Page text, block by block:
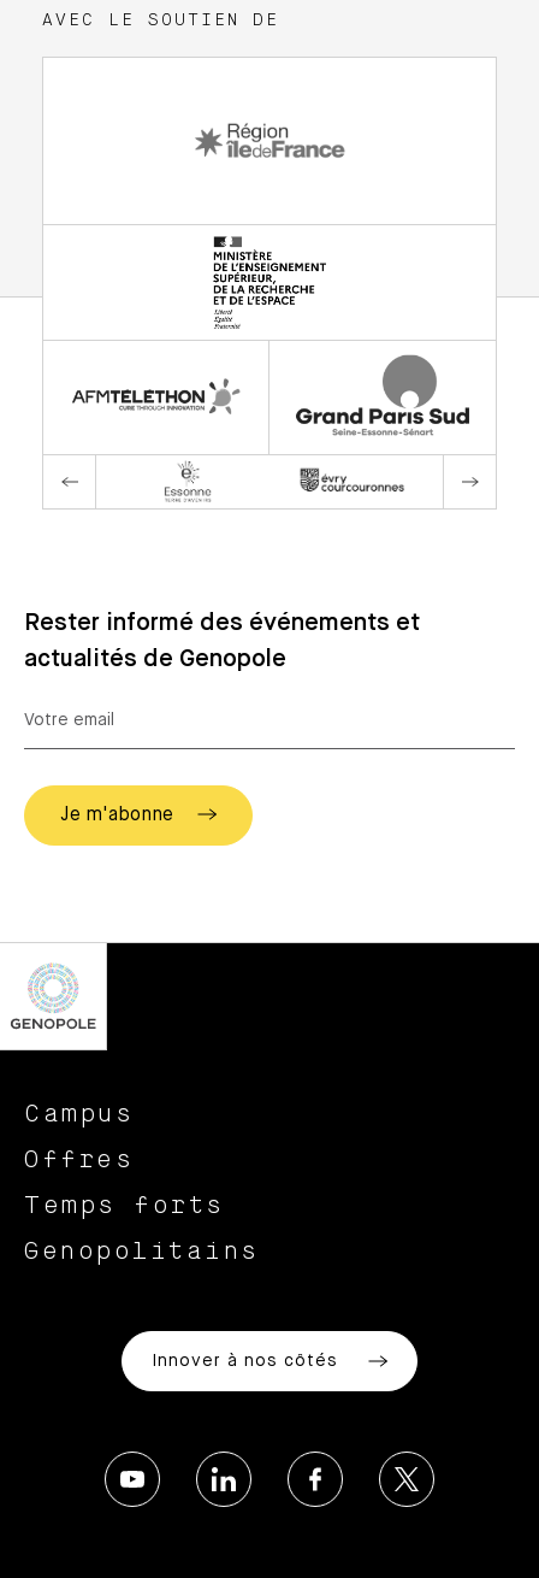
AVEC LE SOUTIEN DE
Rester informé des événements et
actualités de Genopole
Campus
Offres
Temps forts
Genopolitains
Innover à nos côtés